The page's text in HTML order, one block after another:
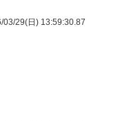
03/29(日) 13:59:30.87